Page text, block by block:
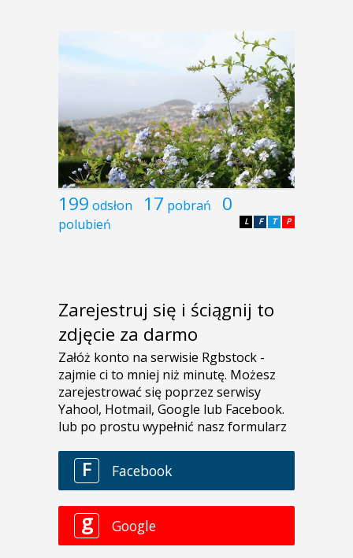
199 odsłon 17 pobrań 0
polubień P
T
F
L
Zarejestruj się i ściągnij to
zdjęcie za darmo